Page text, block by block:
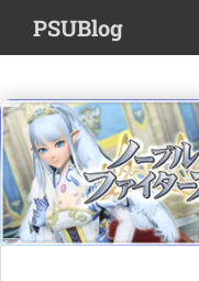
i
t
o
m
a
i
n
PSUBlog